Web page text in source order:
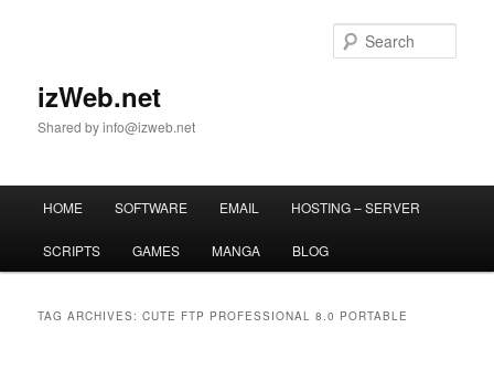
izWeb.net
Shared by info@izweb.net
HOME SOFTWARE EMAIL HOSTING – SERVER
SCRIPTS GAMES MANGA BLOG
TAG ARCHIVES:CUTE FTP PROFESSIONAL 8.0 PORTABLE